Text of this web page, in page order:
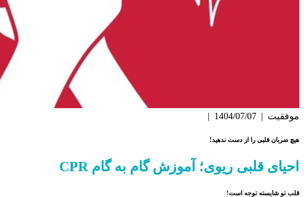
موفقیت |
1404/07/07
|
هیچ ضربان قلبی را از دست ندهید!
احیای قلبی ریوی؛ آموزش گام به گام CPR
قلب تو شایسته توجه است!